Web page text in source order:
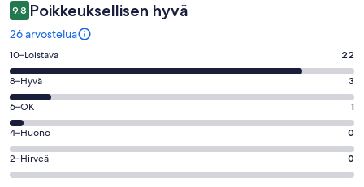
9,8 Poikkeuksellisen hyvä
26 arvostelua
Arvosana
10
-
Loistava.
22
kautta
26
arvostelua
10–Loistava 22
Arvosana
8
-
Hyvä.
3
kautta
8–Hyvä 3
Arvosana
6
-
OK.
1
6–OK 1
Arvosana
4
-
4–Huono 0
Arvosana
2
2–Hirveä 0